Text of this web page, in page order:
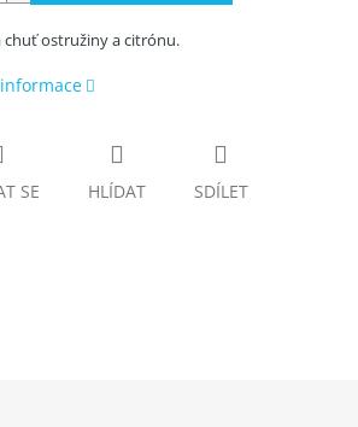
chuť ostružiny a citrónu.
SE HLÍDAT SDÍLET